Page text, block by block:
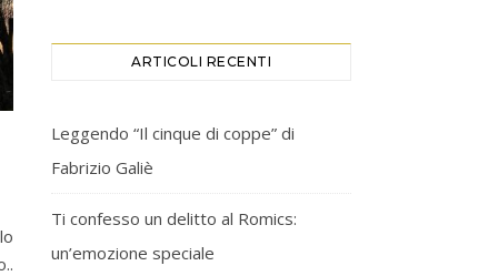
ARTICOLI RECENTI
Leggendo “Il cinque di coppe” di
Fabrizio Galiè
Ti confesso un delitto al Romics:
un’emozione speciale